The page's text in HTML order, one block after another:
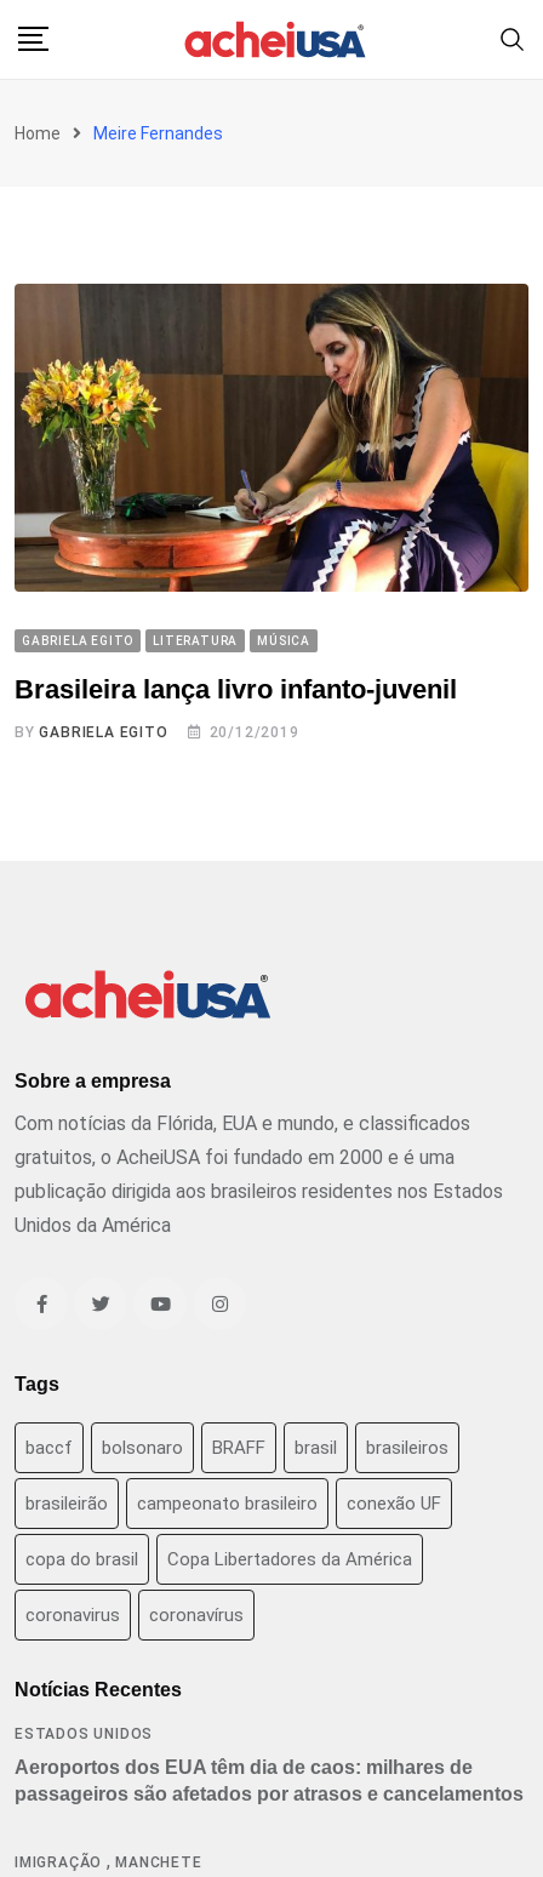
Home Meire Fernandes
GABRIELA EGITO LITERATURA MÚSICA
Brasileira lança livro infanto-juvenil
BYGABRIELA EGITO 20/12/2019
Sobre a empresa
Com notícias da Flórida, EUA e mundo, e classificados
gratuitos, o AcheiUSA foi fundado em 2000 e é uma
publicação dirigida aos brasileiros residentes nos Estados
Unidos da América
Tags
baccf bolsonaro BRAFF brasil brasileiros
brasileirão campeonato brasileiro conexão UF
copa do brasil Copa Libertadores da América
coronavirus coronavírus
Notícias Recentes
ESTADOS UNIDOS
Aeroportos dos EUA têm dia de caos: milhares de
passageiros são afetados por atrasos e cancelamentos
IMIGRAÇÃO ,MANCHETE